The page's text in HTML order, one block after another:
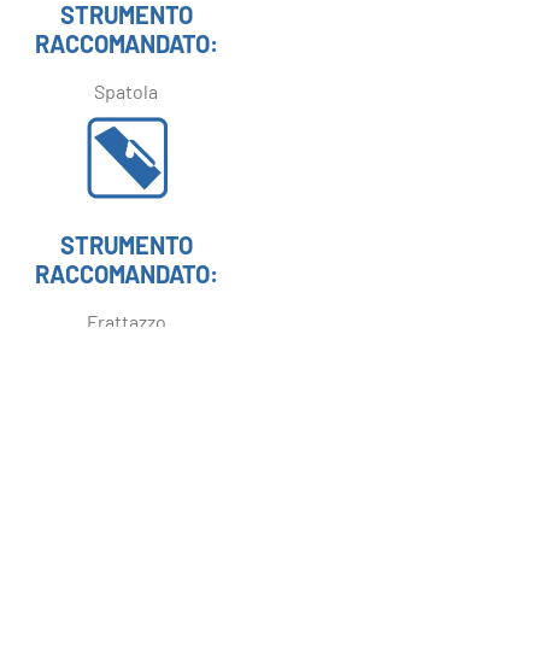
STRUMENTO
RACCOMANDATO:
Spatola
STRUMENTO
RACCOMANDATO:
Frattazzo